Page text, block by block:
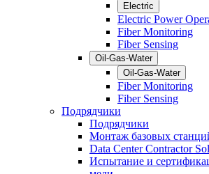
Electric
Electric Power
Fiber Monitoring
Fiber Sensing
Oil-Gas-Water
Oil-Gas-Water
Fiber Monitoring
Fiber Sensing
Подрядчики
Подрядчики
Монтаж базовых
Data Center Contractor
Испытание и